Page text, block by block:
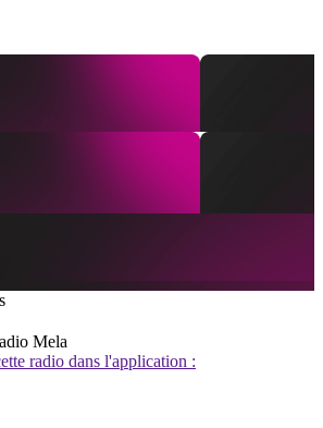
Mela
radio dans l'application :